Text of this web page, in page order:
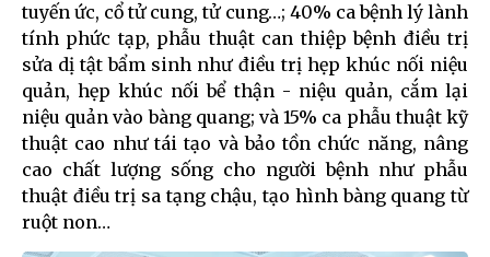
tuyến ức, cổ tử cung, tử cung…; 40% ca bệnh lý lành
tính phức tạp, phẫu thuật can thiệp bệnh điều trị
sửa dị tật bẩm sinh như điều trị hẹp khúc nối niệu
quản, hẹp khúc nối bể thận - niệu quản, cắm lại
niệu quản vào bàng quang; và 15% ca phẫu thuật kỹ
thuật cao như tái tạo và bảo tồn chức năng, nâng
cao chất lượng sống cho người bệnh như phẫu
thuật điều trị sa tạng chậu, tạo hình bàng quang từ
ruột non…